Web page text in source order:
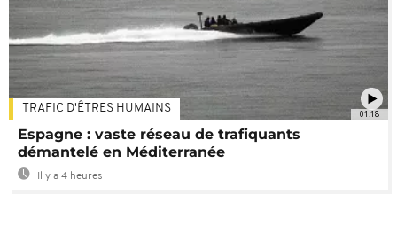
01:18
TRAFIC D'ÊTRES HUMAINS
Espagne : vaste réseau de trafiquants
démantelé en Méditerranée
Il y a 4 heures